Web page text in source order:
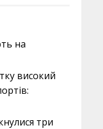
на
високий
три